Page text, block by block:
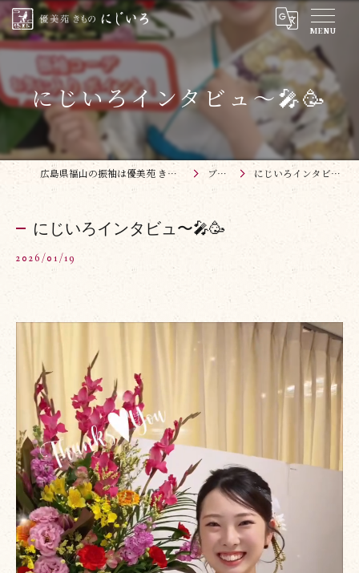
にじいろインタビュ〜🎤🥳
広島県福山の振袖は優美苑 きものにじいろ ブログ にじいろインタビュ〜🎤🥳
にじいろインタビュ〜🎤🥳
2026/01/19